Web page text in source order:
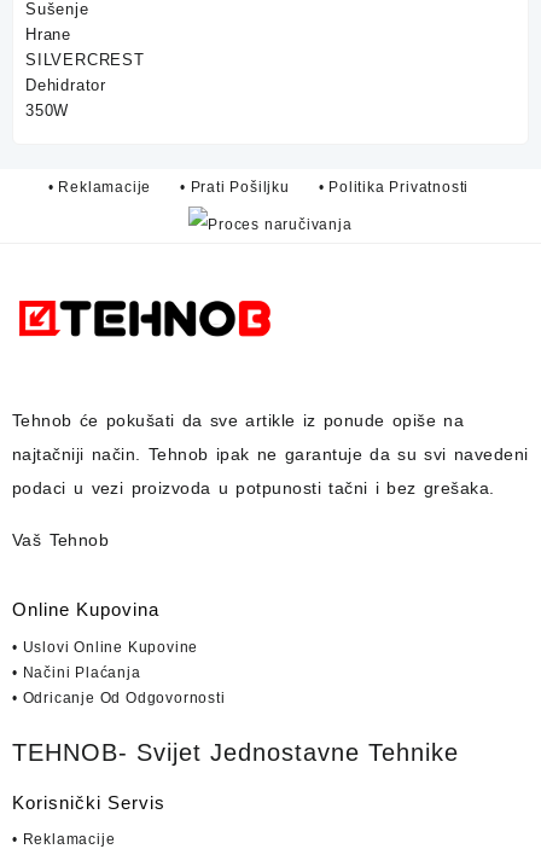
• Reklamacije • Prati Pošiljku • Politika Privatnosti
Tehnob će pokušati da sve artikle iz ponude opiše na
najtačniji način. Tehnob ipak ne garantuje da su svi navedeni
podaci u vezi proizvoda u potpunosti tačni i bez grešaka.
Vaš Tehnob
Online Kupovina
• Uslovi Online Kupovine
• Načini Plaćanja
• Odricanje Od Odgovornosti
TEHNOB- Svijet Jednostavne Tehnike
Korisnički Servis
• Reklamacije